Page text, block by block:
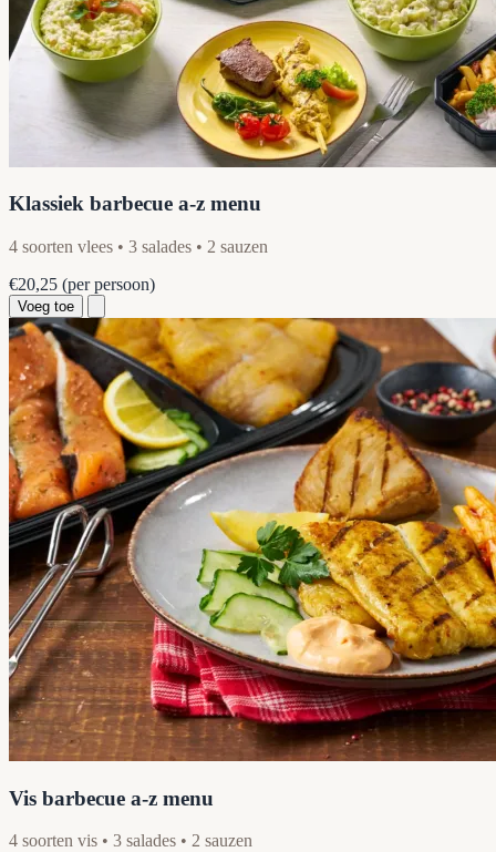
Klassiek barbecue a-z menu
4 soorten vlees • 3 salades • 2 sauzen
€20,25 (per persoon)
Voeg toe
Vis barbecue a-z menu
4 soorten vis • 3 salades • 2 sauzen